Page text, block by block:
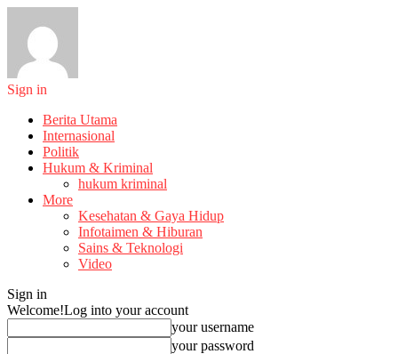
Sign in
Berita Utama
Internasional
Politik
Hukum & Kriminal
hukum kriminal
More
Kesehatan & Gaya Hidup
Infotaimen & Hiburan
Sains & Teknologi
Video
Sign in
Welcome!Log into your account
your username
your password